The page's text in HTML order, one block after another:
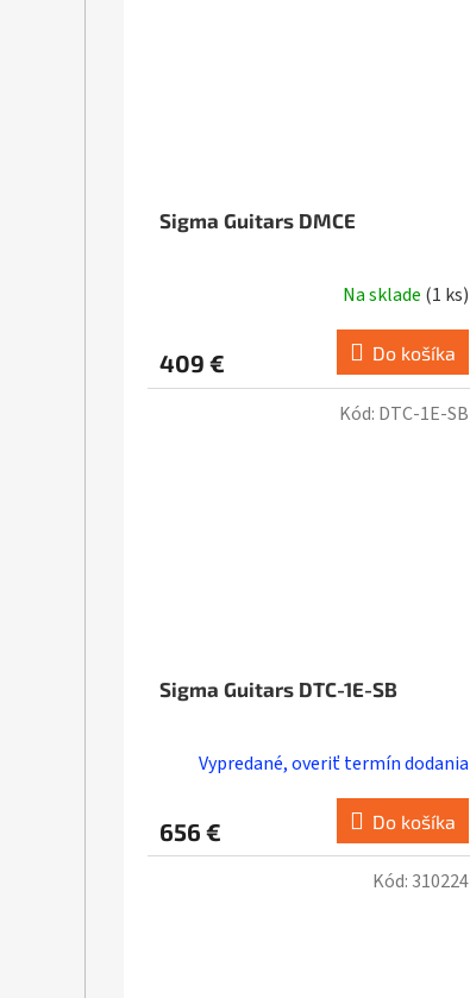
Sigma Guitars DMCE
Na sklade (1 ks)
409 € Do košíka
Sigma Guitars DTC-1E-SB
Vypredané, overiť termín dodania
656 € Do košíka
Kód: DTC-1E-SB
Kód: 310224